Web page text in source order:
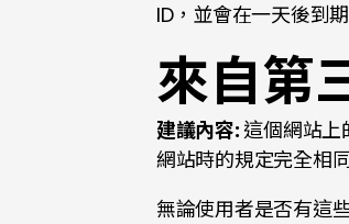
ID，並會在一天後到期
來自第
建議內容:這個網站上
網站時的規定完全相
無論使用者是否有這